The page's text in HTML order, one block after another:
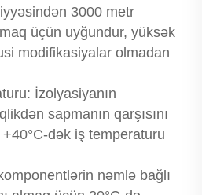
3000 metr
üçün uyğundur, yüksək
modifikasiyalar olmadan
İzolyasiyanın
sapmanın qarşısını
dək iş temperaturu
nəmlə bağlı